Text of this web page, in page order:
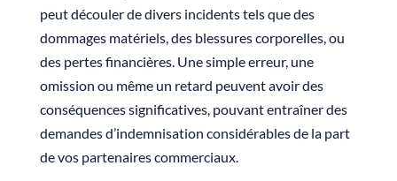
peut découler de divers incidents tels que des
dommages matériels, des blessures corporelles, ou
des pertes financières. Une simple erreur, une
omission ou même un retard peuvent avoir des
conséquences significatives, pouvant entraîner des
demandes d’indemnisation considérables de la part
de vos partenaires commerciaux.